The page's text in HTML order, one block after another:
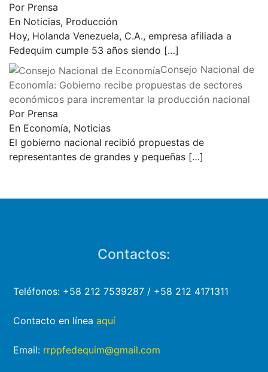
Por Prensa
En Noticias, Producción
Hoy, Holanda Venezuela, C.A., empresa afiliada a
Fedequim cumple 53 años siendo […]
Consejo Nacional de
Economía: Gobierno recibe propuestas de sectores
económicos para incrementar la producción nacional
Por Prensa
En Economía, Noticias
El gobierno nacional recibió propuestas de
representantes de grandes y pequeñas […]
Contactos:
Teléfonos: +58 212 7539287 / +58 212 4171311
Contacto en líneaaquí
Email: rrppfedequim@gmail.com